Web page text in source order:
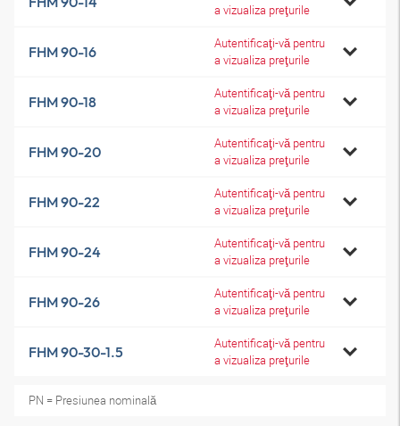
a vizualiza preţurile
FHM 90-16
Autentificaţi-vă pentru
a vizualiza preţurile
FHM 90-18
Autentificaţi-vă pentru
a vizualiza preţurile
FHM 90-20
Autentificaţi-vă pentru
a vizualiza preţurile
FHM 90-22
Autentificaţi-vă pentru
a vizualiza preţurile
FHM 90-24
Autentificaţi-vă pentru
a vizualiza preţurile
FHM 90-26
Autentificaţi-vă pentru
a vizualiza preţurile
FHM 90-30-1.5
Autentificaţi-vă pentru
a vizualiza preţurile
PN = Presiunea nominală